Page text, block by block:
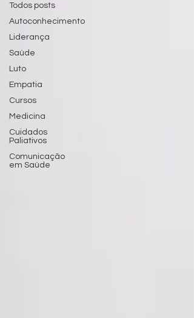
Todos posts
Autoconhecimento
Liderança
Saúde
Luto
Empatia
Cursos
Medicina
Cuidados
Paliativos
Comunicação
em Saúde